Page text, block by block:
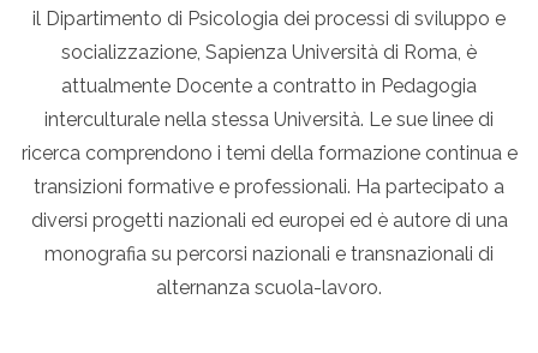
il Dipartimento di Psicologia dei processi di sviluppo e
socializzazione, Sapienza Università di Roma, è
attualmente Docente a contratto in Pedagogia
interculturale nella stessa Università. Le sue linee di
ricerca comprendono i temi della formazione continua e
transizioni formative e professionali. Ha partecipato a
diversi progetti nazionali ed europei ed è autore di una
monografia su percorsi nazionali e transnazionali di
alternanza scuola-lavoro.